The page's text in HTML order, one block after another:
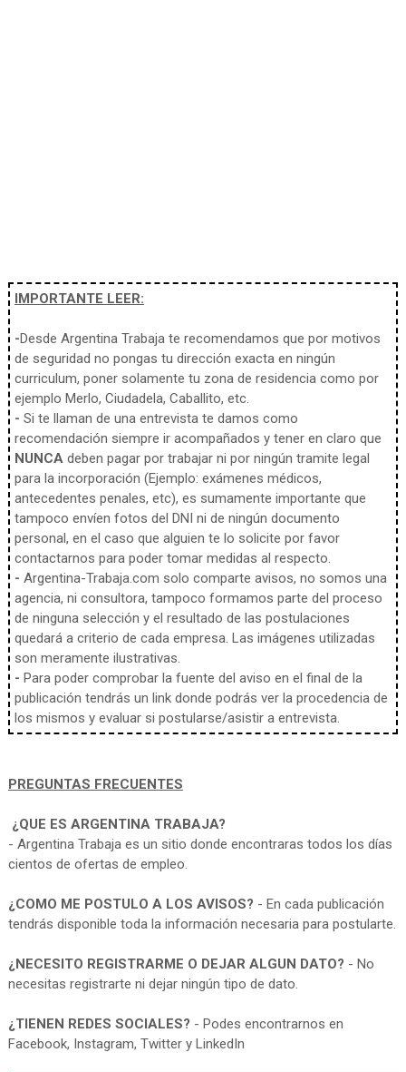
IMPORTANTE LEER:
-Desde Argentina Trabaja te recomendamos que por motivos
de seguridad no pongas tu dirección exacta en ningún
curriculum, poner solamente tu zona de residencia como por
ejemplo Merlo, Ciudadela, Caballito, etc.
- Si te llaman de una entrevista te damos como
recomendación siempre ir acompañados y tener en claro que
NUNCAdeben pagar por trabajar ni por ningún tramite legal
para la incorporación (Ejemplo: exámenes médicos,
antecedentes penales, etc), es sumamente importante que
tampoco envíen fotos del DNI ni de ningún documento
personal, en el caso que alguien te lo solicite por favor
contactarnos para poder tomar medidas al respecto.
- Argentina-Trabaja.com solo comparte avisos, no somos una
agencia, ni consultora, tampoco formamos parte del proceso
de ninguna selección y el resultado de las postulaciones
quedará a criterio de cada empresa. Las imágenes utilizadas
son meramente ilustrativas.
- Para poder comprobar la fuente del aviso en el final de la
publicación tendrás un link donde podrás ver la procedencia de
los mismos y evaluar si postularse/asistir a entrevista.
PREGUNTAS FRECUENTES
¿QUE ES ARGENTINA TRABAJA?
- Argentina Trabaja es un sitio donde encontraras todos los días
cientos de ofertas de empleo.
¿COMO ME POSTULO A LOS AVISOS? - En cada publicación
tendrás disponible toda la información necesaria para postularte.
¿NECESITO REGISTRARME O DEJAR ALGUN DATO? - No
necesitas registrarte ni dejar ningún tipo de dato.
¿TIENEN REDES SOCIALES? - Podes encontrarnos en
Facebook, Instagram, Twitter y LinkedIn